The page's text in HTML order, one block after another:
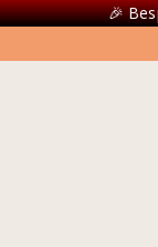
🎉